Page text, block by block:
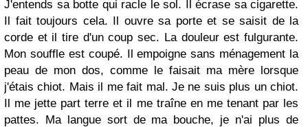
J'entends sa botte qui racle le sol. Il écrase sa cigarette.
Il fait toujours cela. Il ouvre sa porte et se saisit de la
corde et il tire d'un coup sec. La douleur est fulgurante.
Mon souffle est coupé. Il empoigne sans ménagement la
peau de mon dos, comme le faisait ma mère lorsque
j'étais chiot. Mais il me fait mal. Je ne suis plus un chiot.
Il me jette part terre et il me traîne en me tenant par les
pattes. Ma langue sort de ma bouche, je n'ai plus de